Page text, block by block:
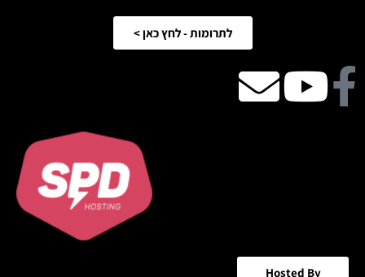
לתרומות - לחץ כאן >
Facebook
Youtube
email
Hosted By